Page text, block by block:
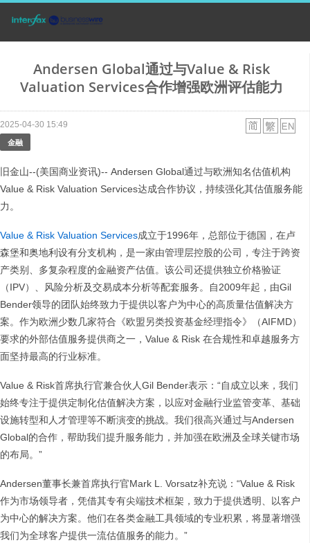
Andersen Global通过与Value & Risk
Valuation Services合作增强欧洲评估能力
2025-04-30 15:49
金融
旧金山--(美国商业资讯)-- Andersen Global通过与欧洲知名估值机构
Value & Risk Valuation Services达成合作协议，持续强化其估值服务能
力。
Value & Risk Valuation Services成立于1996年，总部位于德国，在卢
森堡和奥地利设有分支机构，是一家由管理层控股的公司，专注于跨资
产类别、多复杂程度的金融资产估值。该公司还提供独立价格验证
（IPV）、风险分析及交易成本分析等配套服务。自2009年起，由Gil
Bender领导的团队始终致力于提供以客户为中心的高质量估值解决方
案。作为欧洲少数几家符合《欧盟另类投资基金经理指令》（AIFMD）
要求的外部估值服务提供商之一，Value & Risk 在合规性和卓越服务方
面坚持最高的行业标准。
Value & Risk首席执行官兼合伙人Gil Bender表示：“自成立以来，我们
始终专注于提供定制化估值解决方案，以应对金融行业监管变革、基础
设施转型和人才管理等不断演变的挑战。我们很高兴通过与Andersen
Global的合作，帮助我们提升服务能力，并加强在欧洲及全球关键市场
的布局。”
Andersen董事长兼首席执行官Mark L. Vorsatz补充说：“Value & Risk
作为市场领导者，凭借其专有尖端技术框架，致力于提供透明、以客户
为中心的解决方案。他们在各类金融工具领域的专业积累，将显著增强
我们为全球客户提供一流估值服务的能力。”